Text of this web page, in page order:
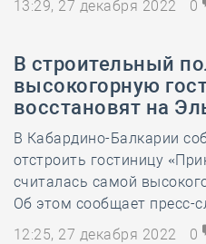
13:29, 27 декабря 2022
0
В строительный
высокогорную
восстановят на
В Кабардино-Балкарии
отстроить гостиницу
считалась самой
Об этом сообщает пресс-
12:25, 27 декабря 2022
0